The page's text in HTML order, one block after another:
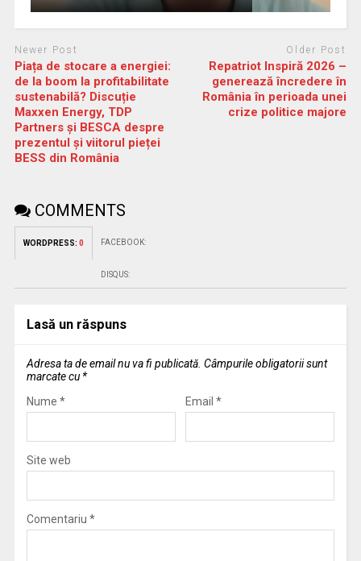
Newer Post
Piața de stocare a energiei:
de la boom la profitabilitate
sustenabilă? Discuție
Maxxen Energy, TDP
Partners și BESCA despre
prezentul și viitorul pieței
BESS din România
Older Post
Repatriot Inspiră 2026 –
generează încredere în
România în perioada unei
crize politice majore
COMMENTS
WORDPRESS: 0 FACEBOOK:
DISQUS:
Lasă un răspuns
Adresa ta de email nu va fi publicată. Câmpurile obligatorii sunt
marcate cu *
Nume * Email *
Site web
Comentariu *